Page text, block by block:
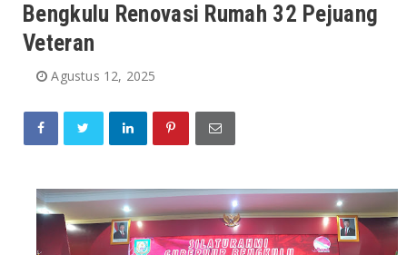
Bengkulu Renovasi Rumah 32 Pejuang
Veteran
Agustus 12, 2025